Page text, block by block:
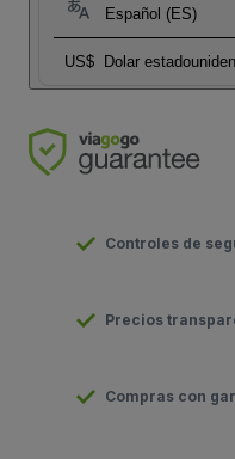
Español (ES)
US$ Dolar
Controles de
Precios
Compras con